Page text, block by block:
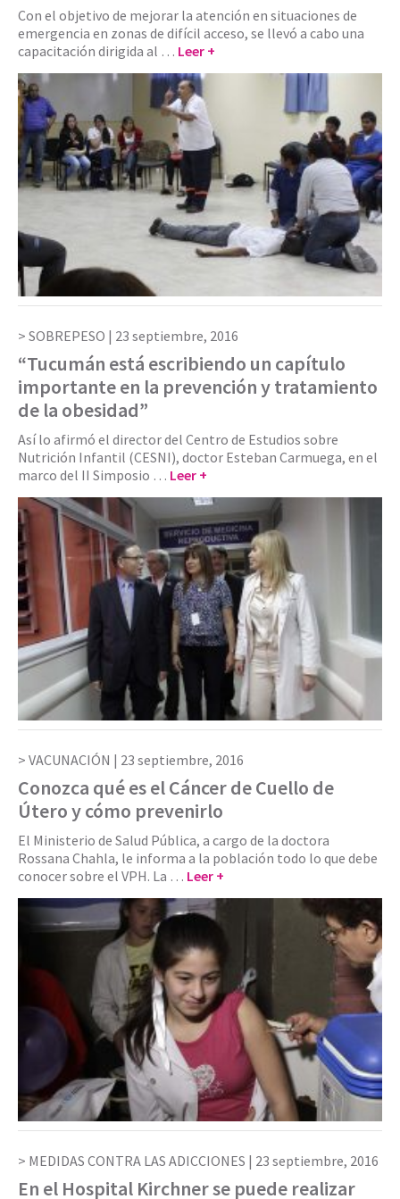
Con el objetivo de mejorar la atención en situaciones de
emergencia en zonas de difícil acceso, se llevó a cabo una
capacitación dirigida al … Leer +
SOBREPESO | 23 septiembre, 2016
“Tucumán está escribiendo un capítulo
importante en la prevención y tratamiento
de la obesidad”
Así lo afirmó el director del Centro de Estudios sobre
Nutrición Infantil (CESNI), doctor Esteban Carmuega, en el
marco del II Simposio … Leer +
VACUNACIÓN | 23 septiembre, 2016
Conozca qué es el Cáncer de Cuello de
Útero y cómo prevenirlo
El Ministerio de Salud Pública, a cargo de la doctora
Rossana Chahla, le informa a la población todo lo que debe
conocer sobre el VPH. La … Leer +
MEDIDAS CONTRA LAS ADICCIONES | 23 septiembre, 2016
En el Hospital Kirchner se puede realizar